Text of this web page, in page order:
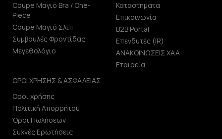
Coupe Μαγιό Bra / One-
Piece
Coupe Μαγιό Σλιπ
Συμβουλές Φροντίδας
Μεγεθολόγιο
Καταστήματα
Επικοινωνία
B2B Portal
Επενδυτές (IR)
ΑΝΑΚΟΙΝΩΣΕΙΣ ΧΑΑ
Εταιρεία
ΟΡΟΙ ΧΡΗΣΗΣ & ΑΣΦΑΛΕΙΑΣ
Οροι χρήσης
Πολιτική Απορρήτου
Όροι Πωλήσεων
Συχνές Ερωτήσεις